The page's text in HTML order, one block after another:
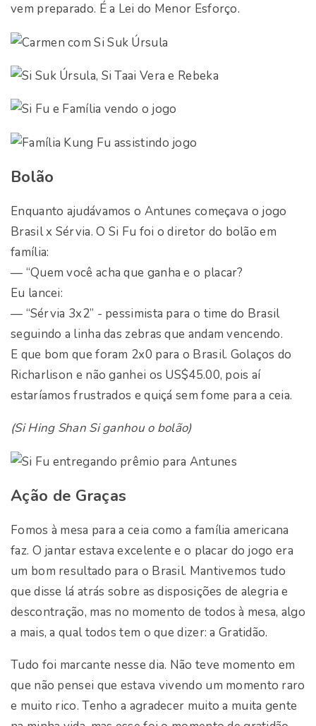
vem preparado. É a Lei do Menor Esforço.
Bolão
Enquanto ajudávamos o Antunes começava o jogo
Brasil x Sérvia. O Si Fu foi o diretor do bolão em
família:
— “Quem você acha que ganha e o placar?
Eu lancei:
— “Sérvia 3x2” - pessimista para o time do Brasil
seguindo a linha das zebras que andam vencendo.
E que bom que foram 2x0 para o Brasil. Golaços do
Richarlison e não ganhei os US$45.00, pois aí
estaríamos frustrados e quiçá sem fome para a ceia.
(Si Hing Shan Si ganhou o bolão)
Ação de Graças
Fomos à mesa para a ceia como a família americana
faz. O jantar estava excelente e o placar do jogo era
um bom resultado para o Brasil. Mantivemos tudo
que disse lá atrás sobre as disposições de alegria e
descontração, mas no momento de todos à mesa, algo
a mais, a qual todos tem o que dizer: a Gratidão.
Tudo foi marcante nesse dia. Não teve momento em
que não pensei que estava vivendo um momento raro
e muito rico. Tenho a agradecer muito a muita gente